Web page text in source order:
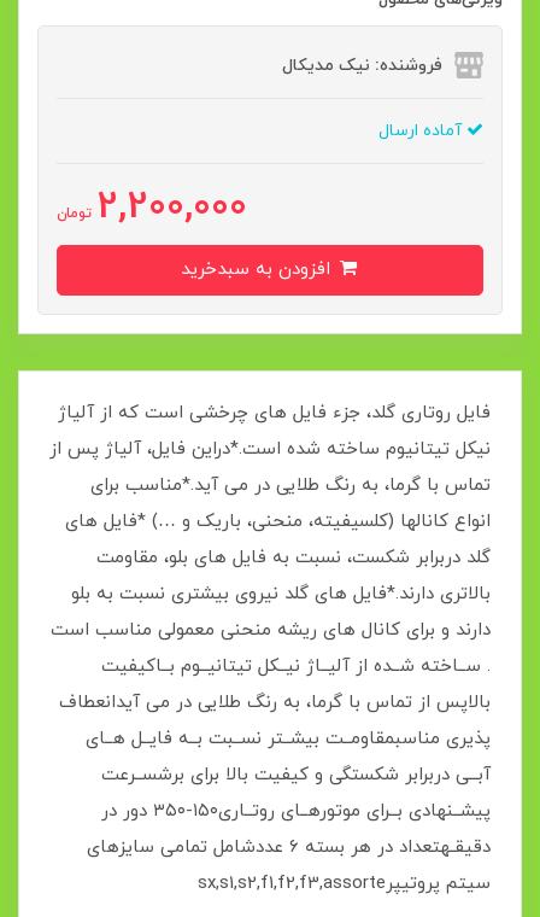
فروشنده: نیک مدیکال
آماده ارسال
2,200,000 تومان
فایل روتاری گلد، جزء فایل های چرخشی است که از آلیاژ
نیکل تیتانیوم ساخته شده است.*در‌این فایل، آلیاژ پس از
تماس با گرما، به رنگ طلایی در می آید.*مناسب برای
انواع کانالها (کلسیفیته، منحنی، باریک و …) *فایل های
گلد دربرابر شکست، نسبت به فایل های بلو، مقاومت
بالاتری دارند.*فایل های گلد نیروی بیشتری نسبت به بلو
دارند و برای کانال های ریشه منحنی معمولی مناسب است
. ســاخته شــده از آلیــاژ نیــکل تیتانیــوم بــاکیفیت
بالاپس از تماس با گرما، به رنگ طلایی در می آیدانعطاف
پذیری مناسبمقاومــت بیشــتر نســبت بــه فایــل هــای
آبــی دربرابر شکستگی و کیفیت بالا برای برشســرعت
پیشــنهادی بــرای موتورهــای روتــاری۱۵۰-۳۵۰ دور در
دقیقـهتعداد در هر بسته ۶ عددشامل تمامی سایزهای
سیتم پروتیپرsx,s1,s2,f1,f2,f3,assorte